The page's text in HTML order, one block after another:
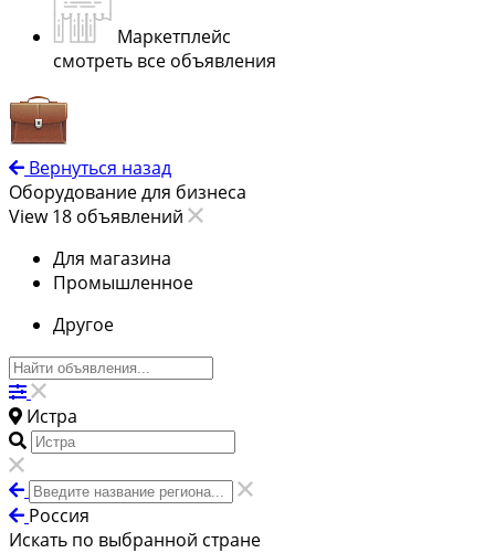
Маркетплейс
смотреть все объявления
Вернуться назад
Оборудование для бизнеса
View 18 объявлений
Для магазина
Промышленное
Другое
Истра
Россия
Искать по выбранной стране